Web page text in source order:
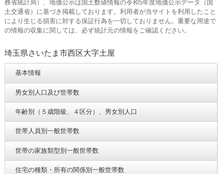
務省統計局）、地価公示は国土数値情報の令和5年度地価公示データ（国
土交通省）に基づき掲載しております。利用者が当サイトを利用したこと
により生じる損害に対する保証行為を一切しておりません。重要な用途で
の情報の収集に関しては、必ず統計元の情報をご確認ください。
埼玉県さいたま市西区大字土屋
基本情報
男女別人口及び世帯数
年齢別（５歳階級、４区分）、男女別人口
世帯人員別一般世帯数
世帯の家族類型別一般世帯数
住宅の種類・所有の関係別一般世帯数